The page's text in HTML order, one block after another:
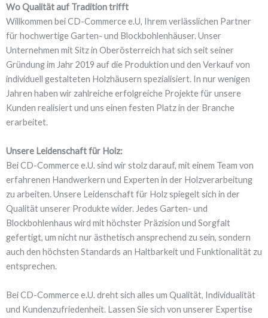
Wo Qualität auf Tradition trifft
Willkommen bei CD-Commerce e.U, Ihrem verlässlichen Partner
für hochwertige Garten- und Blockbohlenhäuser. Unser
Unternehmen mit Sitz in Oberösterreich hat sich seit seiner
Gründung im Jahr 2019 auf die Produktion und den Verkauf von
individuell gestalteten Holzhäusern spezialisiert. In nur wenigen
Jahren haben wir zahlreiche erfolgreiche Projekte für unsere
Kunden realisiert und uns einen festen Platz in der Branche
erarbeitet.
Unsere Leidenschaft für Holz:
Bei CD-Commerce e.U. sind wir stolz darauf, mit einem Team von
erfahrenen Handwerkern und Experten in der Holzverarbeitung
zu arbeiten. Unsere Leidenschaft für Holz spiegelt sich in der
Qualität unserer Produkte wider. Jedes Garten- und
Blockbohlenhaus wird mit höchster Präzision und Sorgfalt
gefertigt, um nicht nur ästhetisch ansprechend zu sein, sondern
auch den höchsten Standards an Haltbarkeit und Funktionalität zu
entsprechen.
Bei CD-Commerce e.U. dreht sich alles um Qualität, Individualität
und Kundenzufriedenheit. Lassen Sie sich von unserer Expertise